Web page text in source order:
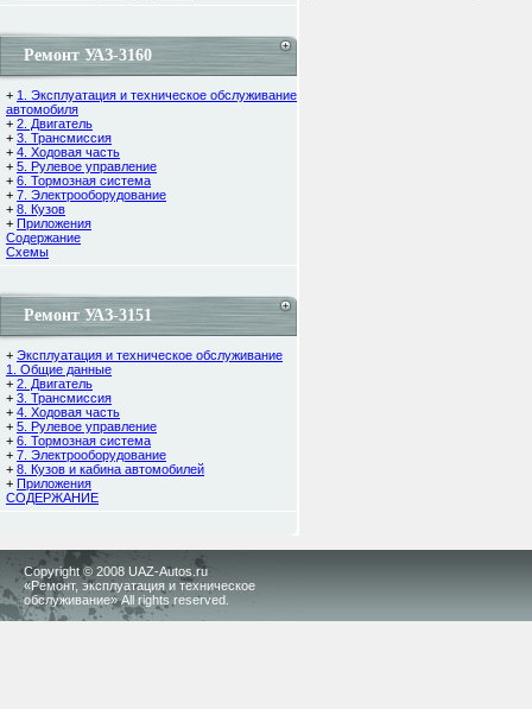
Ремонт УАЗ-3160
+ 1. Эксплуатация и техническое обслуживание
автомобиля
+ 2. Двигатель
+ 3. Трансмиссия
+ 4. Ходовая часть
+ 5. Рулевое управление
+ 6. Тормозная система
+ 7. Электрооборудование
+ 8. Кузов
+ Приложения
Содержание
Cхемы
Ремонт УАЗ-3151
+ Эксплуатация и техническое обслуживание
1. Общие данные
+ 2. Двигатель
+ 3. Трансмиссия
+ 4. Ходовая часть
+ 5. Рулевое управление
+ 6. Тормозная система
+ 7. Электрооборудование
+ 8. Кузов и кабина автомобилей
+ Приложения
СОДЕРЖАНИЕ
Copyright © 2008 UAZ-Autos.ru
«Ремонт, эксплуатация и техническое
обслуживание» All rights reserved.